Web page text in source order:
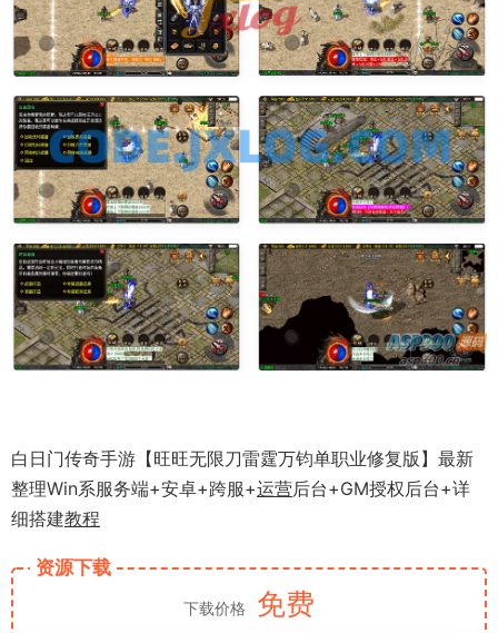
白日门传奇手游【旺旺无限刀雷霆万钧单职业修复版】最新
整理Win系服务端+安卓+跨服+运营后台+GM授权后台+详
细搭建教程
资源下载
下载价格 免费